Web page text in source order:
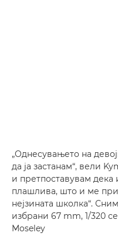
„Однесувањето на
да ја застанам“, вели
и претпоставувам
плашлива, што и ме
нејзината школка“.
избрани 67 mm, 1/320
Moseley